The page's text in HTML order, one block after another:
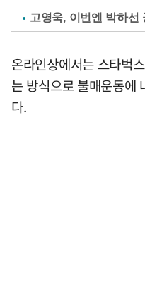
고영욱, 이번엔 박하
온라인상에서는 스타벅
는 방식으로 불매운동에
다.